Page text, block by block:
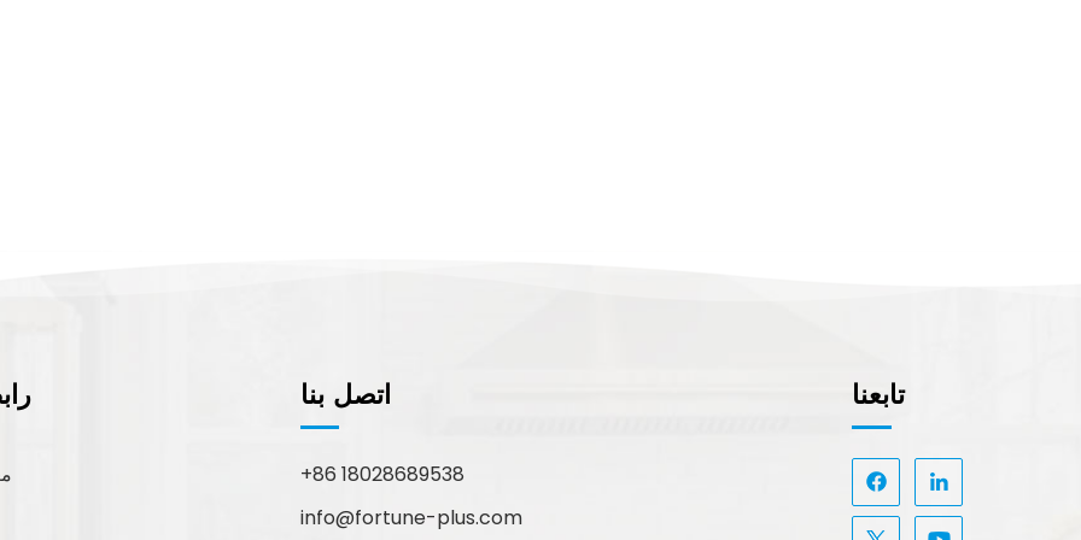
اتصل بنا
+86 18028689538
info@fortune-plus.com
تابعنا